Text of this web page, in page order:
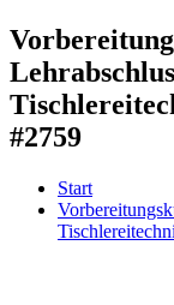
#2759
Start